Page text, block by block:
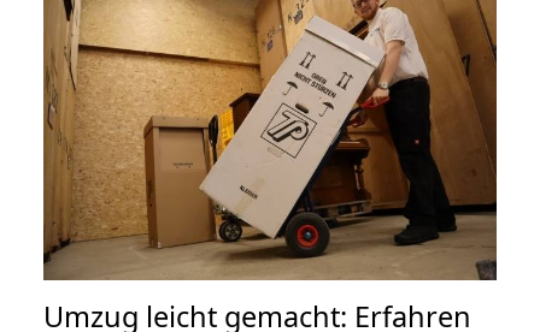
Umzug leicht gemacht: Erfahren